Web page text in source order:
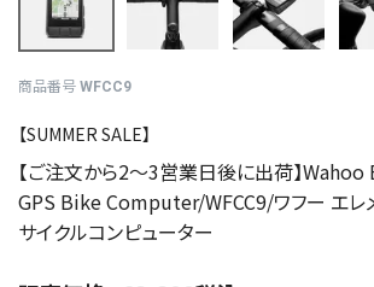
商品番号 WFCC9
【SUMMER SALE】
【ご注文から2～3営業日後に出荷】
GPS Bike Computer/WFCC9/ワフー エレ
サイクルコンピューター